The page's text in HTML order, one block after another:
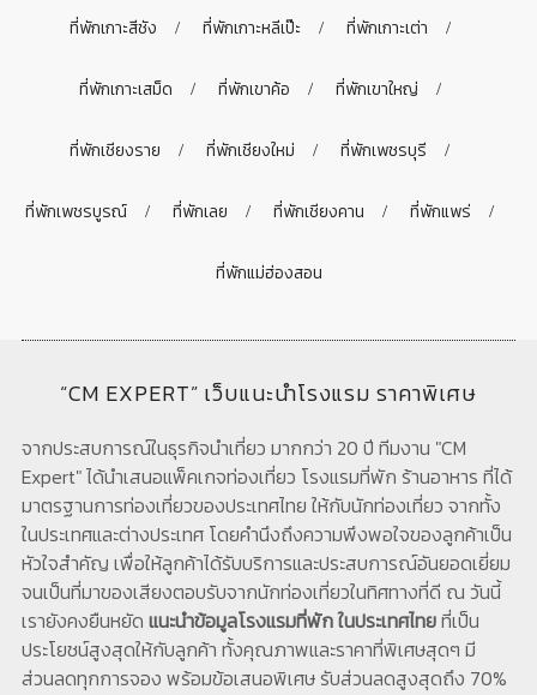
ที่พักเกาะสีชัง ที่พักเกาะหลีเป๊ะ ที่พักเกาะเต่า
ที่พักเกาะเสม็ด ที่พักเขาค้อ ที่พักเขาใหญ่
ที่พักเชียงราย ที่พักเชียงใหม่ ที่พักเพชรบุรี
ที่พักเพชรบูรณ์ ที่พักเลย ที่พักเชียงคาน ที่พักแพร่
ที่พักแม่ฮ่องสอน
“CM EXPERT” เว็บแนะนำโรงแรม ราคาพิเศษ
จากประสบการณ์ในธุรกิจนำเที่ยว มากกว่า 20 ปี ทีมงาน "CM
Expert" ได้นำเสนอแพ็คเกจท่องเที่ยว โรงแรมที่พัก ร้านอาหาร ที่ได้
มาตรฐานการท่องเที่ยวของประเทศไทย ให้กับนักท่องเที่ยว จากทั้ง
ในประเทศและต่างประเทศ โดยคำนึงถึงความพึงพอใจของลูกค้าเป็น
หัวใจสำคัญ เพื่อให้ลูกค้าได้รับบริการและประสบการณ์อันยอดเยี่ยม
จนเป็นที่มาของเสียงตอบรับจากนักท่องเที่ยวในทิศทางที่ดี ณ วันนี้
เรายังคงยืนหยัด แนะนำข้อมูลโรงแรมที่พัก ในประเทศไทยที่เป็น
ประโยชน์สูงสุดให้กับลูกค้า ทั้งคุณภาพและราคาที่พิเศษสุดๆ มี
ส่วนลดทุกการจอง พร้อมข้อเสนอพิเศษ รับส่วนลดสูงสุดถึง 70%